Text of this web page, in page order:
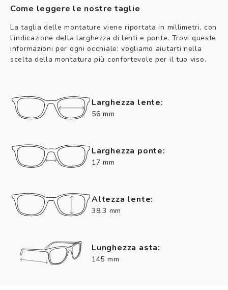
Come leggere le nostre taglie
La taglia delle montature viene riportata in millimetri, con
l’indicazione della larghezza di lenti e ponte. Trovi queste
informazioni per ogni occhiale: vogliamo aiutarti nella
scelta della montatura più confortevole per il tuo viso.
Larghezza lente:
56 mm
Larghezza ponte:
17 mm
Altezza lente:
38.3 mm
Lunghezza asta:
145 mm